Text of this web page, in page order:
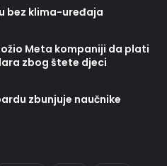
bez klima-uređaja
Meta kompaniji da plati
zbog štete djeci
zbunjuje naučnike